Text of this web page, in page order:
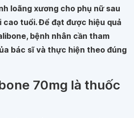
loãng xương cho phụ nữ sau
cao tuổi. Để đạt được hiệu quả
bệnh nhân cần tham
bác sĩ và thực hiện theo đúng
70mg là thuốc